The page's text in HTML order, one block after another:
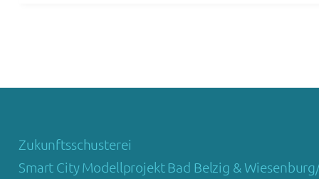
Zukunftsschusterei
Smart City Modellprojekt Bad Belzig &